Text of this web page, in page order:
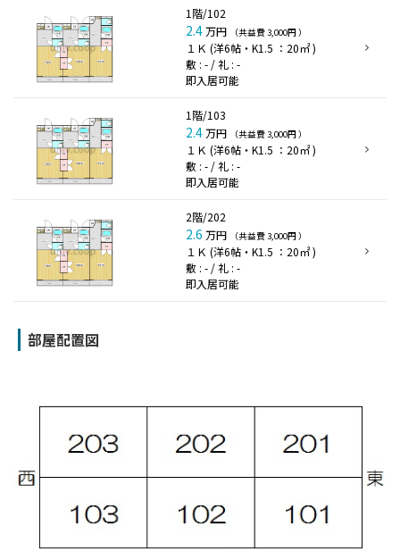
1階/102
2.4万円 （共益費 3,000円 ）
１Ｋ (洋6帖・K1.5 ：20㎡ )
敷 : - / 礼 : -
即入居可能
1階/103
2.4万円 （共益費 3,000円 ）
１Ｋ (洋6帖・K1.5 ：20㎡ )
敷 : - / 礼 : -
即入居可能
2階/202
2.6 万円 （共益費 3,000円 ）
１Ｋ (洋6帖・K1.5 ：20㎡ )
敷 : - / 礼 : -
即入居可能
部屋配置図